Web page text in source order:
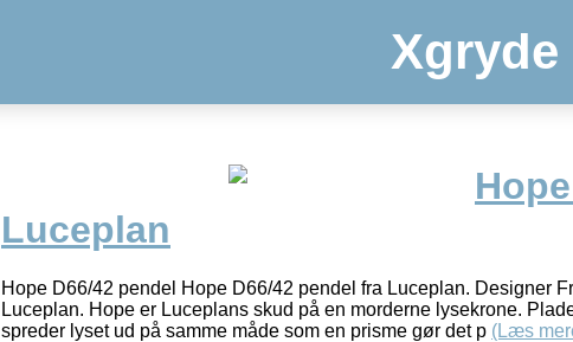
Xgryde
Luceplan
Hope D66/42 pendel Hope D66/42 pendel fra Luceplan. Designer
Luceplan. Hope er Luceplans skud på en morderne lysekrone.
spreder lyset ud på samme måde som en prisme gør det p (Læs